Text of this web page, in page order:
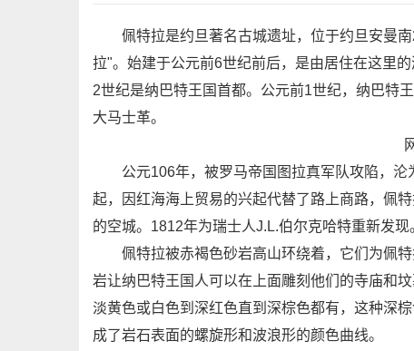
佩特拉是约旦著名古城遗址，位于约旦安曼南
拉"。始建于公元前6世纪前后，是由居住在这里
2世纪是纳巴特王国首都。公元前1世纪，纳巴特
大马士革。
公元106年，被罗马帝国图拉真军队攻陷，沦
起，因红海海上贸易的兴起代替了路上商路，佩
的空城。1812年为瑞士人J.L.伯尔克哈特重新发现
佩特拉被赤褐色砂岩高山环绕着，它们为佩特
岩让纳巴特王国人可以在上面雕刻他们的寺庙和
淡黄色或白色到深红色直到深棕色都有，这种深
成了岩石表面的螺旋形和波浪形的颜色曲线。